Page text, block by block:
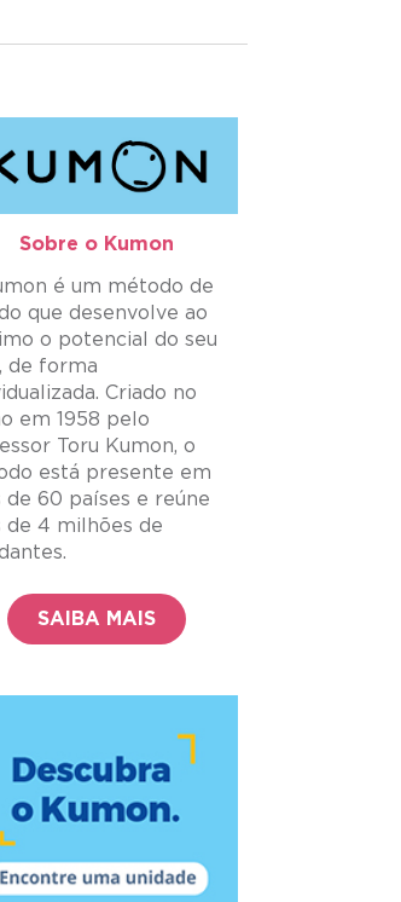
Sobre o Kumon​
é um método de
que desenvolve ao
o potencial do seu
de forma
Criado no
em 1958 pelo
Toru Kumon, o
está presente em
de 60 países e reúne
de 4 milhões de
SAIBA MAIS